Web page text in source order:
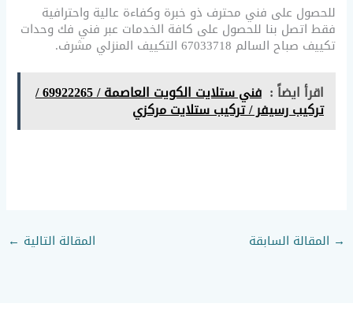
للحصول على فني محترف ذو خبرة وكفاءة عالية واحترافية
فقط اتصل بنا للحصول على كافة الخدمات عبر فني فك وحدات
تكييف صباح السالم 67033718 التكييف المنزلي مشرف.
اقرأ ايضاً : فني ستلايت الكويت العاصمة / 69922265 /
تركيب رسيفر / تركيب ستلايت مركزي
→ المقالة السابقة المقالة التالية ←